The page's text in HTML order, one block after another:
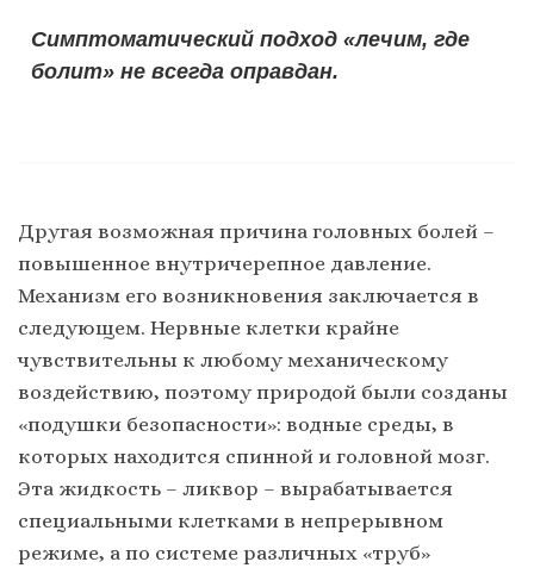
Симптоматический подход «лечим, где
болит» не всегда оправдан.
Другая возможная причина головных болей –
повышенное внутричерепное давление.
Механизм его возникновения заключается в
следующем. Нервные клетки крайне
чувствительны к любому механическому
воздействию, поэтому природой были созданы
«подушки безопасности»: водные среды, в
которых находится спинной и головной мозг.
Эта жидкость – ликвор – вырабатывается
специальными клетками в непрерывном
режиме, а по системе различных «труб»